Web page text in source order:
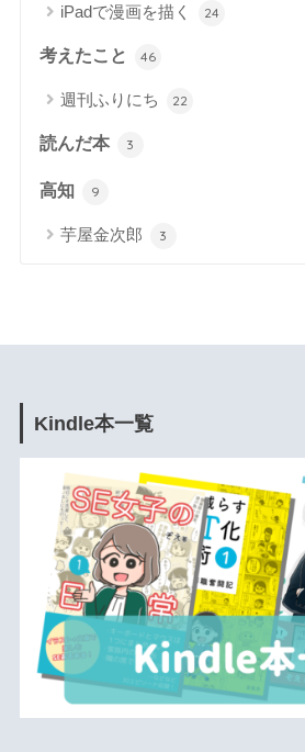
iPadで漫画を描く 24
考えたこと 46
週刊ふりにち 22
読んだ本 3
高知 9
芋屋金次郎 3
Kindle本一覧